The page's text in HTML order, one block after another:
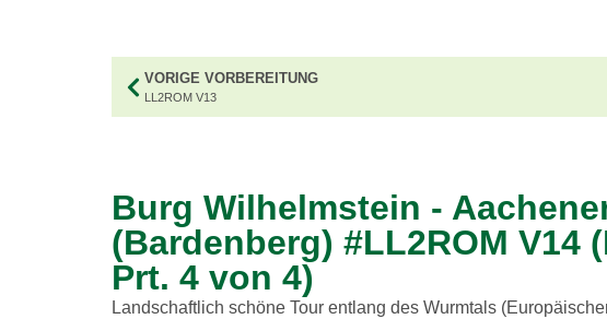
VORIGE VORBEREITUNG
LL2ROM V13
Burg Wilhelmstein -
(Bardenberg) #LL2ROM V14
Prt. 4 von 4)
Landschaftlich schöne Tour entlang des Wurmtals